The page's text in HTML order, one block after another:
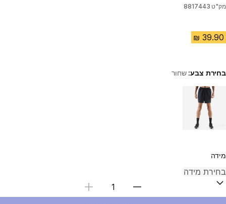
מק"ט 8817443
בחירת צבע:שחור
Choose a variant
מידה
בחירת כמות